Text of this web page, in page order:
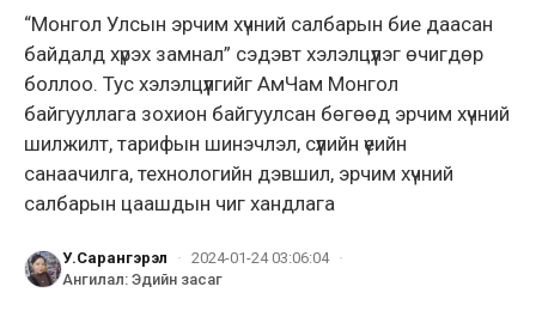
“Монгол Улсын эрчим хүчний салбарын бие даасан
байдалд хүрэх замнал” сэдэвт хэлэлцүүлэг өчигдөр
боллоо. Тус хэлэлцүүлгийг АмЧам Монгол
байгууллага зохион байгуулсан бөгөөд эрчим хүчний
шилжилт, тарифын шинэчлэл, сүүлийн үеийн
санаачилга, технологийн дэвшил, эрчим хүчний
салбарын цаашдын чиг хандлага
У.Сарангэрэл · 2024-01-24 03:06:04 ·
Ангилал: Эдийн засаг